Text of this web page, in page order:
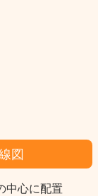
図
中心に配置